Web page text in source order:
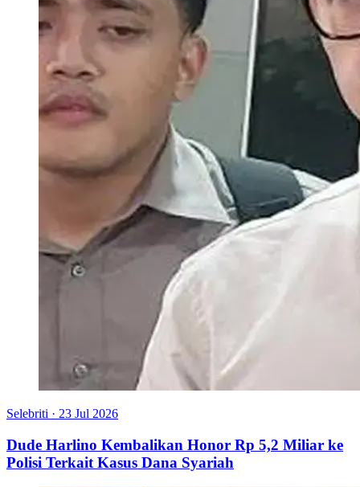
Selebriti · 23 Jul 2026
Dude Harlino Kembalikan Honor Rp 5,2 Miliar ke
Polisi Terkait Kasus Dana Syariah